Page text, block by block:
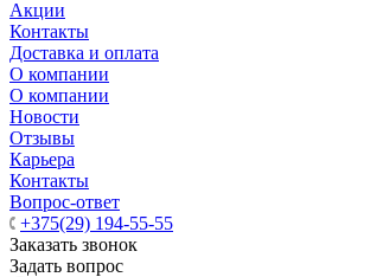
Акции
Контакты
Доставка и оплата
О компании
О компании
Новости
Отзывы
Карьера
Контакты
Вопрос-ответ
+375(29) 194-55-55
Заказать звонок
Задать вопрос